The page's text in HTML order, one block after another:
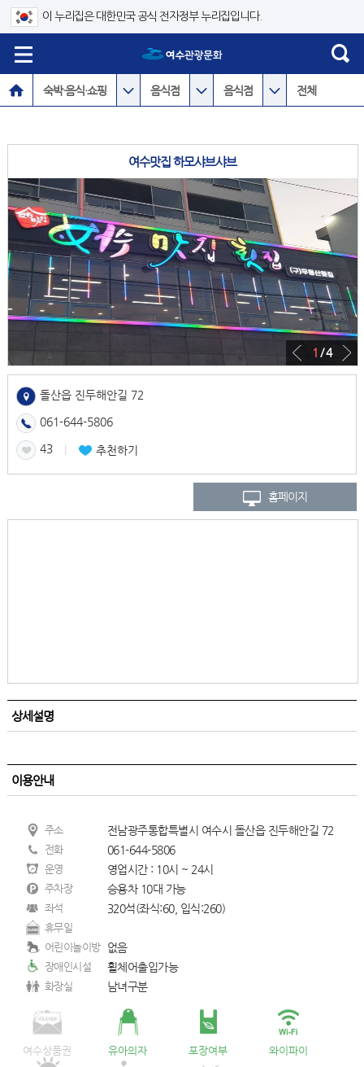
이 누리집은 대한민국 공식 전자정부 누리집입니다.
숙박·음식·쇼핑 음식점 음식점 전체
여수맛집 하모샤브샤브
1 / 4
돌산읍 진두해안길 72
061-644-5806
43 l 추천하기
홈페이지
상세설명
이용안내
주소 전남광주통합특별시 여수시 돌산읍 진두해안길 72
전화 061-644-5806
운영 영업시간 : 10시 ~ 24시
주차장 승용차 10대 가능
좌석 320석(좌식:60, 입식:260)
휴무일
어린이놀이방
없음
장애인시설 휠체어출입가능
화장실 남녀구분
여수상품권 유아의자 포장여부 와이파이